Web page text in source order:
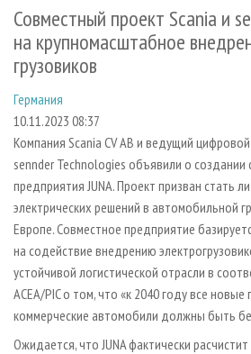
ЛЕСОПИЛЕНИЕ
ДЕРЕВООБРАБОТКА
СУШКА ДРЕВЕСИНЫ
ПРОИЗВОДСТВО ДРЕВЕСНЫХ ПЛИТ
ДЕРЕВЯННОЕ ДОМОСТРОЕНИЕ
ПРОИЗВОДСТВО МЕБЕЛИ
БИОЭНЕРГЕТИКА
ЦБП
ИНСТРУМЕНТ И МАТЕРИАЛЫ
НОВОСТИ ЖУРНАЛА
НОВОСТИ КОМПАНИЙ
ПРЕДПРИЯТИЯ ЛПК
ЛЕСНЫЕ РЕГИОНЫ РОССИИ
ПЕРСОНЫ
МОБИЛЬНЫЕ ВЫСТАВКИ
ОФИЦИАЛЬНЫЕ ДЕЛЕГАЦИИ
ПРИОРИТЕТНЫЕ ИНВЕСТПРОЕКТЫ
RUSSIAN FORESTRY REVIEW
ГАЗЕТА ЛЕСПРОМФОРУМ
БИБЛИОТЕКА СПЕЦИАЛИСТА
АРХИВ ЖУРНАЛОВ
СТАТЬИ
О ЖУРНАЛЕ
ПОДПИСКА
КОНТАКТЫ
РЕКЛАМОДАТЕЛЯМ
РЕКЛАМА
РЕКЛАМА НА САЙТЕ
Совместный проект Scania и
на крупномасштабное
грузовиков
Германия
10.11.2023 08:37
Компания Scania CV AB и ведущий
sennder Technologies объявили о создании
предприятия JUNA. Проект призван стать
электрических решений в автомобильной
Европе. Совместное предприятие
на содействие внедрению
устойчивой логистической отрасли в
ACEA/PIC о том, что «к 2040 году все
коммерческие автомобили должны быть
Ожидается, что JUNA фактически